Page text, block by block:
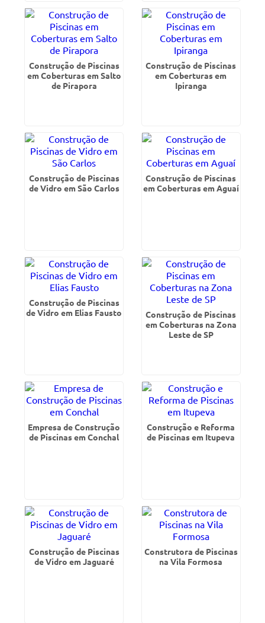
Construção de Piscinas
em Coberturas em Salto
de Pirapora
Construção de Piscinas
em Coberturas em
Ipiranga
Construção de Piscinas
de Vidro em São Carlos
Construção de Piscinas
em Coberturas em Aguaí
Construção de Piscinas
de Vidro em Elias Fausto
Construção de Piscinas
em Coberturas na Zona
Leste de SP
Empresa de Construção
de Piscinas em Conchal
Construção e Reforma
de Piscinas em Itupeva
Construção de Piscinas
de Vidro em Jaguaré
Construtora de Piscinas
na Vila Formosa